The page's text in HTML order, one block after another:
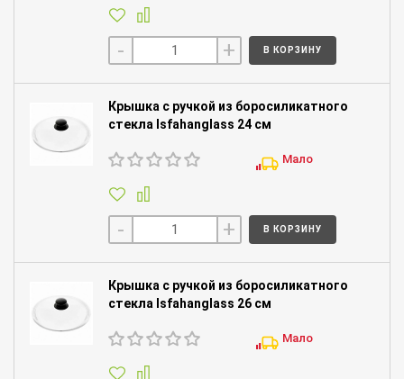
- + В КОРЗИНУ
Крышка с ручкой из боросиликатного
стекла Isfahanglass 24 см
Мало
- + В КОРЗИНУ
Крышка с ручкой из боросиликатного
стекла Isfahanglass 26 см
Мало